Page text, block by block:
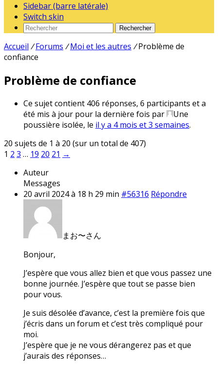
Sidebar (barre latérale)
Switch skin
Rechercher
Accueil / Forums / Moi et les autres / Problème de
confiance
Problème de confiance
Ce sujet contient 406 réponses, 6 participants et a
été mis à jour pour la dernière fois par
Une
poussière isolée, le il y a 4 mois et 3 semaines.
20 sujets de 1 à 20 (sur un total de 407)
1 2 3 … 19 20 21 →
Auteur
Messages
20 avril 2024 à 18 h 29 min #56316 Répondre
まお〜さん
Bonjour,
J’espère que vous allez bien et que vous passez une
bonne journée. J’espère que tout se passe bien
pour vous.
Je suis désolée d’avance, c’est la première fois que
j’écris dans un forum et c’est très compliqué pour
moi.
J’espère que je ne vous dérangerez pas et que
j’aurais des réponses…